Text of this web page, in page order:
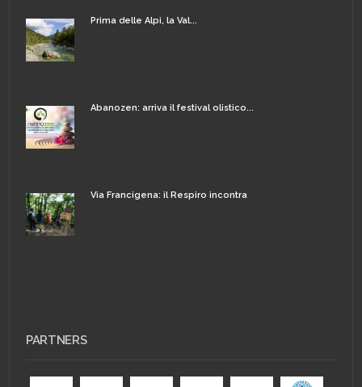
Prima delle Alpi, la Val...
Abanozen: arriva il festival olistico...
Via Francigena: il Respiro incontra
PARTNERS